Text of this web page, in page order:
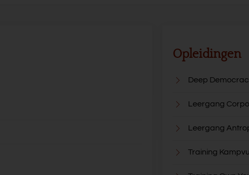
Opleidingen
Deep
Leergang
Leergang
Training